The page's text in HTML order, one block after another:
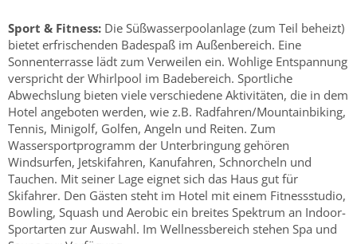
Sport & Fitness: Die Süßwasserpoolanlage (zum Teil beheizt)
bietet erfrischenden Badespaß im Außenbereich. Eine
Sonnenterrasse lädt zum Verweilen ein. Wohlige Entspannung
verspricht der Whirlpool im Badebereich. Sportliche
Abwechslung bieten viele verschiedene Aktivitäten, die in dem
Hotel angeboten werden, wie z.B. Radfahren/Mountainbiking,
Tennis, Minigolf, Golfen, Angeln und Reiten. Zum
Wassersportprogramm der Unterbringung gehören
Windsurfen, Jetskifahren, Kanufahren, Schnorcheln und
Tauchen. Mit seiner Lage eignet sich das Haus gut für
Skifahrer. Den Gästen steht im Hotel mit einem Fitnessstudio,
Bowling, Squash und Aerobic ein breites Spektrum an Indoor-
Sportarten zur Auswahl. Im Wellnessbereich stehen Spa und